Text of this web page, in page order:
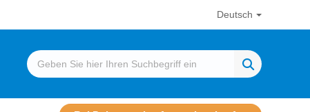
Deutsch